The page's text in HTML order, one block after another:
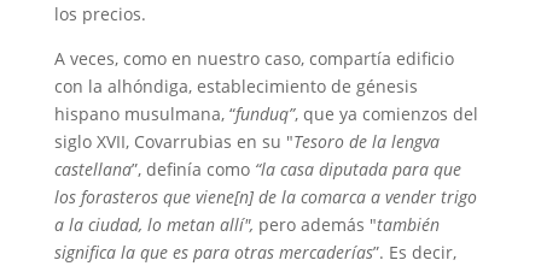
los precios.
A veces, como en nuestro caso, compartía edificio
con la alhóndiga, establecimiento de génesis
hispano musulmana, “funduq”, que ya comienzos del
siglo XVII, Covarrubias en su "Tesoro de la lengva
castellana”, definía como “la casa diputada para que
los forasteros que viene[n] de la comarca a vender trigo
a la ciudad, lo metan allí", pero además "también
significa la que es para otras mercaderías”. Es decir,